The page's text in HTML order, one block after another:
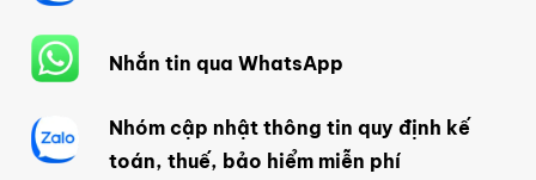
Nhắn tin qua WhatsApp
Nhóm cập nhật thông tin quy định kế
toán, thuế, bảo hiểm miễn phí